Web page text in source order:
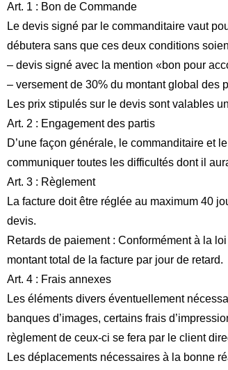
Art. 1 : Bon de Commande
Le devis signé par le commanditaire vaut
débutera sans que ces deux conditions
– devis signé avec la mention «bon pour
– versement de 30% du montant global des
Les prix stipulés sur le devis sont valables
Art. 2 : Engagement des partis
D’une façon générale, le commanditaire et
communiquer toutes les difficultés dont il
Art. 3 : Règlement
La facture doit être réglée au maximum 40
devis.
Retards de paiement : Conformément à la
montant total de la facture par jour de retard.
Art. 4 : Frais annexes
Les éléments divers éventuellement
banques d’images, certains frais
règlement de ceux-ci se fera par le client
Les déplacements nécessaires à la bonne